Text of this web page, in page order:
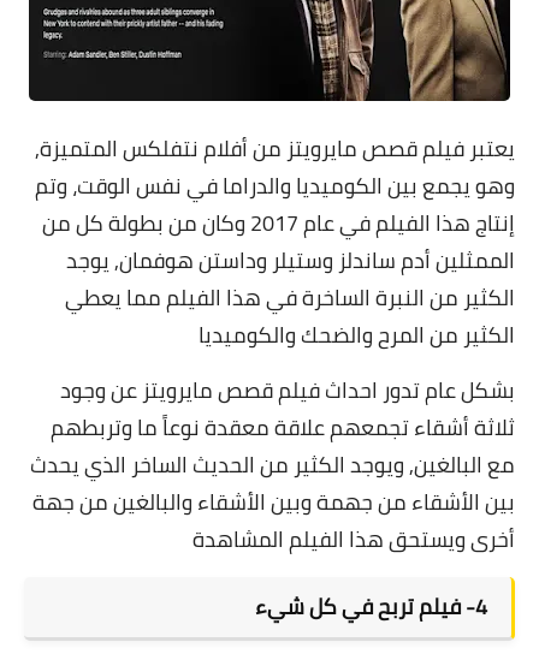
يعتبرفيلم قصص مايرويتز من أفلام نتفلكس المتميزة,
وهو يجمع بين الكوميديا والدراما في نفس الوقت، وتم
إنتاج هذا الفيلم في عام 2017 وكان من بطولة كل من
الممثلين أدم ساندلز وستيلر وداستن هوفمان, يوجد
الكثير من النبرة الساخرة في هذا الفيلم مما يعطي
الكثير من المرح والضحك والكوميديا
بشكل عام تدور احداث فيلم قصص مايرويتز عن وجود
ثلاثة أشقاء تجمعهم علاقة معقدة نوعاً ما وتربطهم
مع البالغين, ويوجد الكثير من الحديث الساخر الذي يحدث
بين الأشقاء من جهمة وبين الأشقاء والبالغين من جهة
أخرى ويستحق هذا الفيلم المشاهدة
4- فيلم تربح في كل شيء